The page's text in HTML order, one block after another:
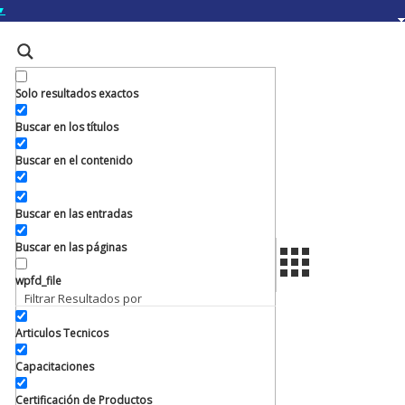
seguros utilizan
estás conectado a
Comparte
Solo resultados exactos
Buscar en los títulos
Buscar en el contenido
Buscar en las entradas
Buscar en las páginas
wpfd_file
Filtrar Resultados por
Articulos Tecnicos
Capacitaciones
Certificación de Productos